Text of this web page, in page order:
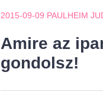
2015-09-09 PAULHEIM
Amire az
gondolsz!